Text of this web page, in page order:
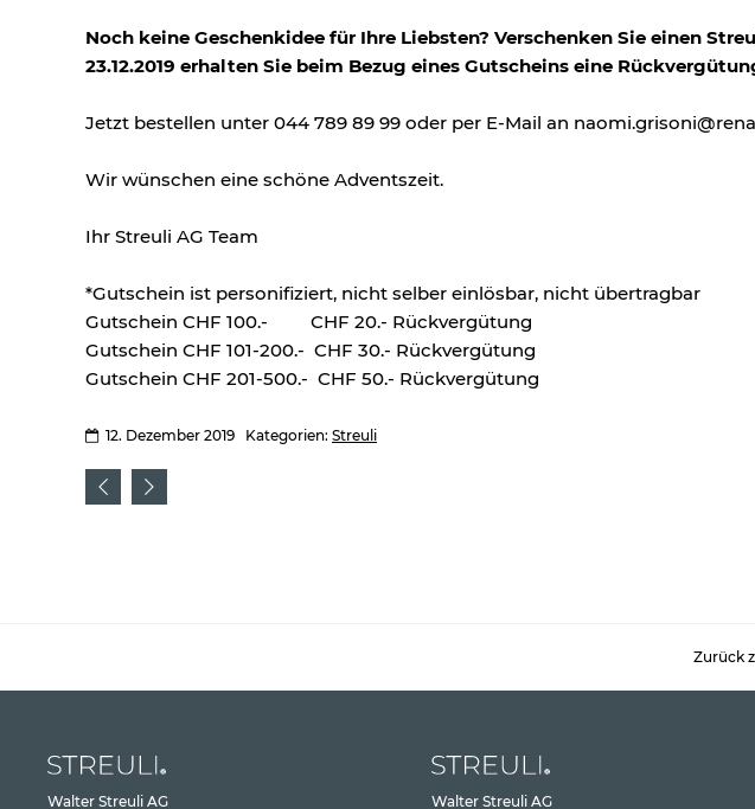
Noch keine Geschenkidee für Ihre Liebsten? Verschenken Sie einen
23.12.2019 erhalten Sie beim Bezug eines Gutscheins eine
Jetzt bestellen unter 044 789 89 99 oder per E-Mail an
Wir wünschen eine schöne Adventszeit.
Ihr Streuli AG Team
*Gutschein ist personifiziert, nicht selber einlösbar, nicht übertragbar
Gutschein CHF 100.- CHF 20.- Rückvergütung
Gutschein CHF 101-200.- CHF 30.- Rückvergütung
Gutschein CHF 201-500.- CHF 50.- Rückvergütung
12. Dezember 2019 Kategorien: Streuli
Zurück
Walter Streuli AG Walter Streuli AG